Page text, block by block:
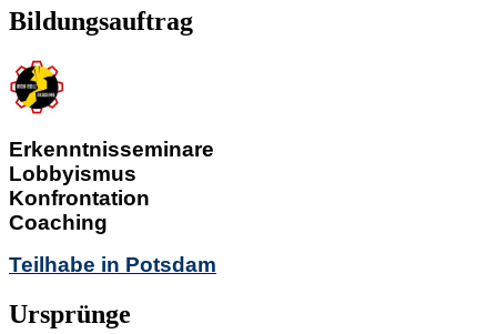
Bildungsauftrag
Erkenntnisseminare
Lobbyismus
Konfrontation
Coaching
Teilhabe in Potsdam
Ursprünge